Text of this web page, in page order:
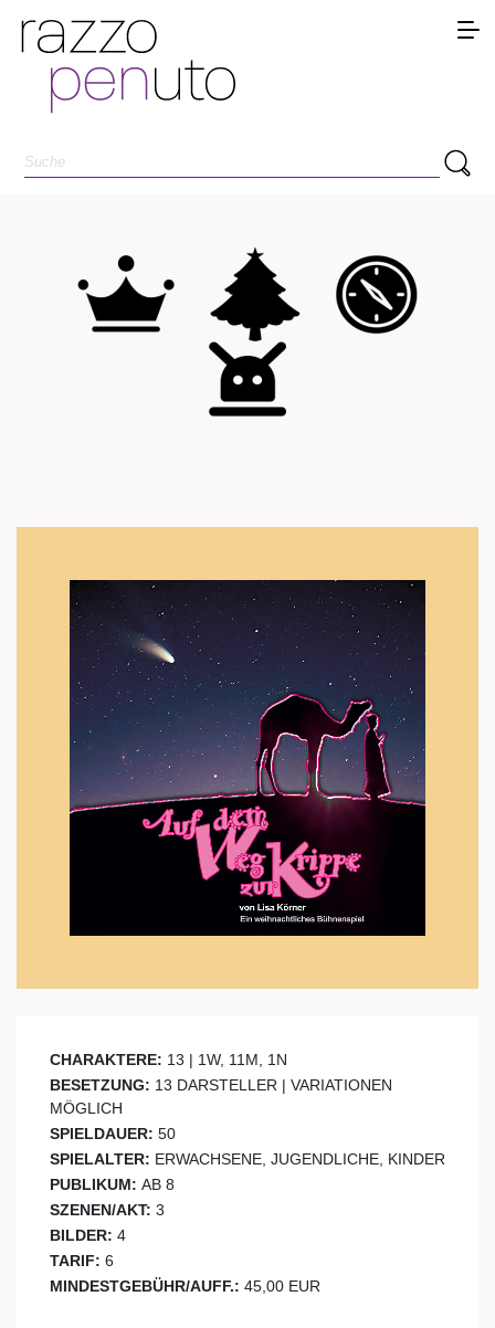
CHARAKTERE: 13 | 1W, 11M, 1N
BESETZUNG: 13 DARSTELLER | VARIATIONEN
MÖGLICH
SPIELDAUER: 50
SPIELALTER: ERWACHSENE, JUGENDLICHE, KINDER
PUBLIKUM: AB 8
SZENEN/AKT: 3
BILDER: 4
TARIF: 6
MINDESTGEBÜHR/AUFF.: 45,00 EUR